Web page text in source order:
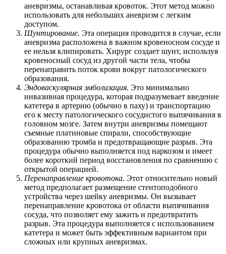
аневризмы, останавливая кровоток. Этот метод можно
использовать для небольших аневризм с легким
доступом.
Шунтирование. Эта операция проводится в случае, если
аневризма расположена в важном кровеносном сосуде и
ее нельзя клипировать. Хирург создает шунт, используя
кровеносный сосуд из другой части тела, чтобы
перенаправить поток крови вокруг патологического
образования.
Эндоваскулярная эмболизация. Это минимально
инвазивная процедура, которая подразумевает введение
катетера в артерию (обычно в паху) и транспортацию
его к месту патологического сосудистого выпячивания в
головном мозге. Затем внутри аневризмы помещают
съемные платиновые спирали, способствующие
образованию тромба и предотвращающие разрыв. Эта
процедура обычно выполняется под наркозом и имеет
более короткий период восстановления по сравнению с
открытой операцией.
Перенаправление кровотока. Этот относительно новый
метод предполагает размещение стентоподобного
устройства через шейку аневризмы. Он вызывает
перенаправление кровотока от области выпячивания
сосуда, что позволяет ему зажить и предотвратить
разрыв. Эта процедура выполняется с использованием
катетера и может быть эффективным вариантом при
сложных или крупных аневризмах.